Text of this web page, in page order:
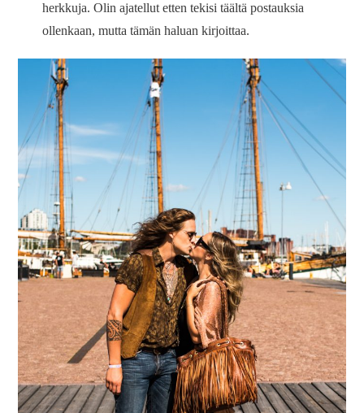
herkkuja. Olin ajatellut etten tekisi täältä postauksia
ollenkaan, mutta tämän haluan kirjoittaa.